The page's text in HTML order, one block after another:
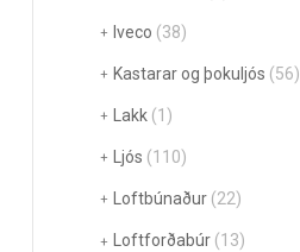
Iveco (38)
Kastarar og þokuljós (56)
Lakk (1)
Ljós (110)
Loftbúnaður (22)
Loftforðabúr (13)